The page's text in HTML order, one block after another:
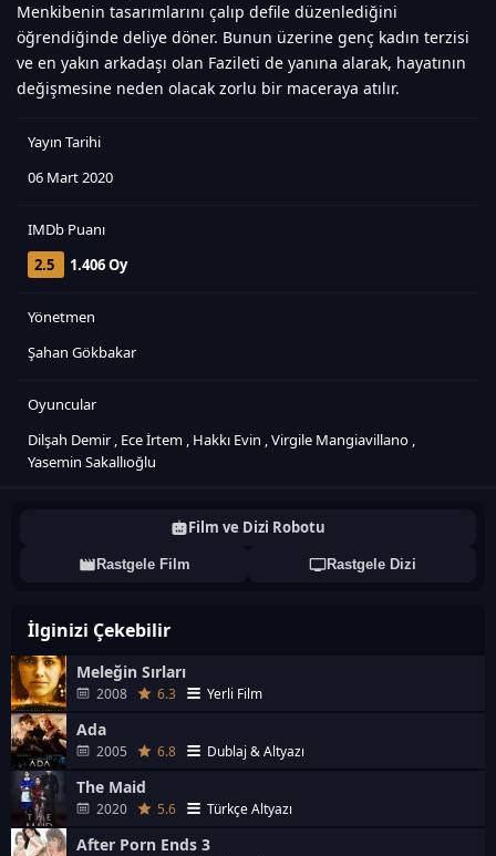
Menkibenin tasarımlarını çalıp defile düzenlediğini
öğrendiğinde deliye döner. Bunun üzerine genç kadın terzisi
ve en yakın arkadaşı olan Fazileti de yanına alarak, hayatının
değişmesine neden olacak zorlu bir maceraya atılır.
Yayın Tarihi
06 Mart 2020
IMDb Puanı
2.5
1.406 Oy
Yönetmen
Şahan Gökbakar
Oyuncular
Dilşah Demir , Ece İrtem , Hakkı Evin ,Virgile Mangiavillano ,
Yasemin Sakallıoğlu
Film ve Dizi Robotu
Rastgele Film Rastgele Dizi
İlginizi Çekebilir
Meleğin Sırları
2008 6.3 Yerli Film
Ada
2005 6.8 Dublaj & Altyazı
The Maid
2020 5.6 Türkçe Altyazı
After Porn Ends 3